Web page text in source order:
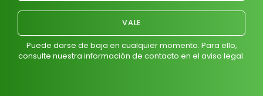
Puede darse de baja en cualquier momento. Para ello,
consulte nuestra información de contacto en el aviso legal.